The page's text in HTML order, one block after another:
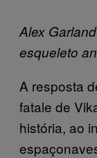
Alex
esqueleto
A resposta
fatale de
história, ao